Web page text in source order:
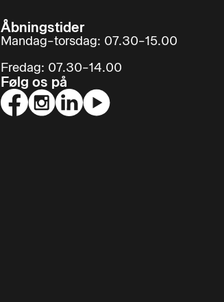
Åbningstider
Mandag–torsdag: 07.30–15.00
Fredag: 07.30–14.00
Følg os på